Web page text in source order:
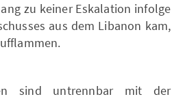
zu keiner Eskalation infolge
aus dem Libanon kam,
sind untrennbar mit der